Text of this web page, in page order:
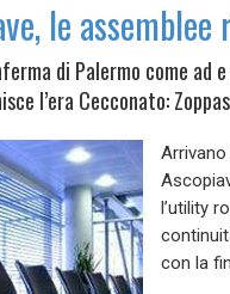
le
di Palermo come ad
l’era Cecconato:
l’utility
con la